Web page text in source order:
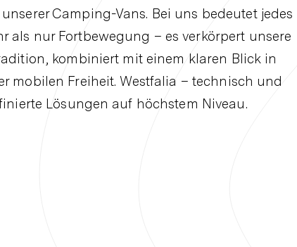
Camping-Vans. Bei uns bedeutet jedes
als nur Fortbewegung – es verkörpert unsere
kombiniert mit einem klaren Blick in
mobilen Freiheit. Westfalia – technisch und
Lösungen auf höchstem Niveau.